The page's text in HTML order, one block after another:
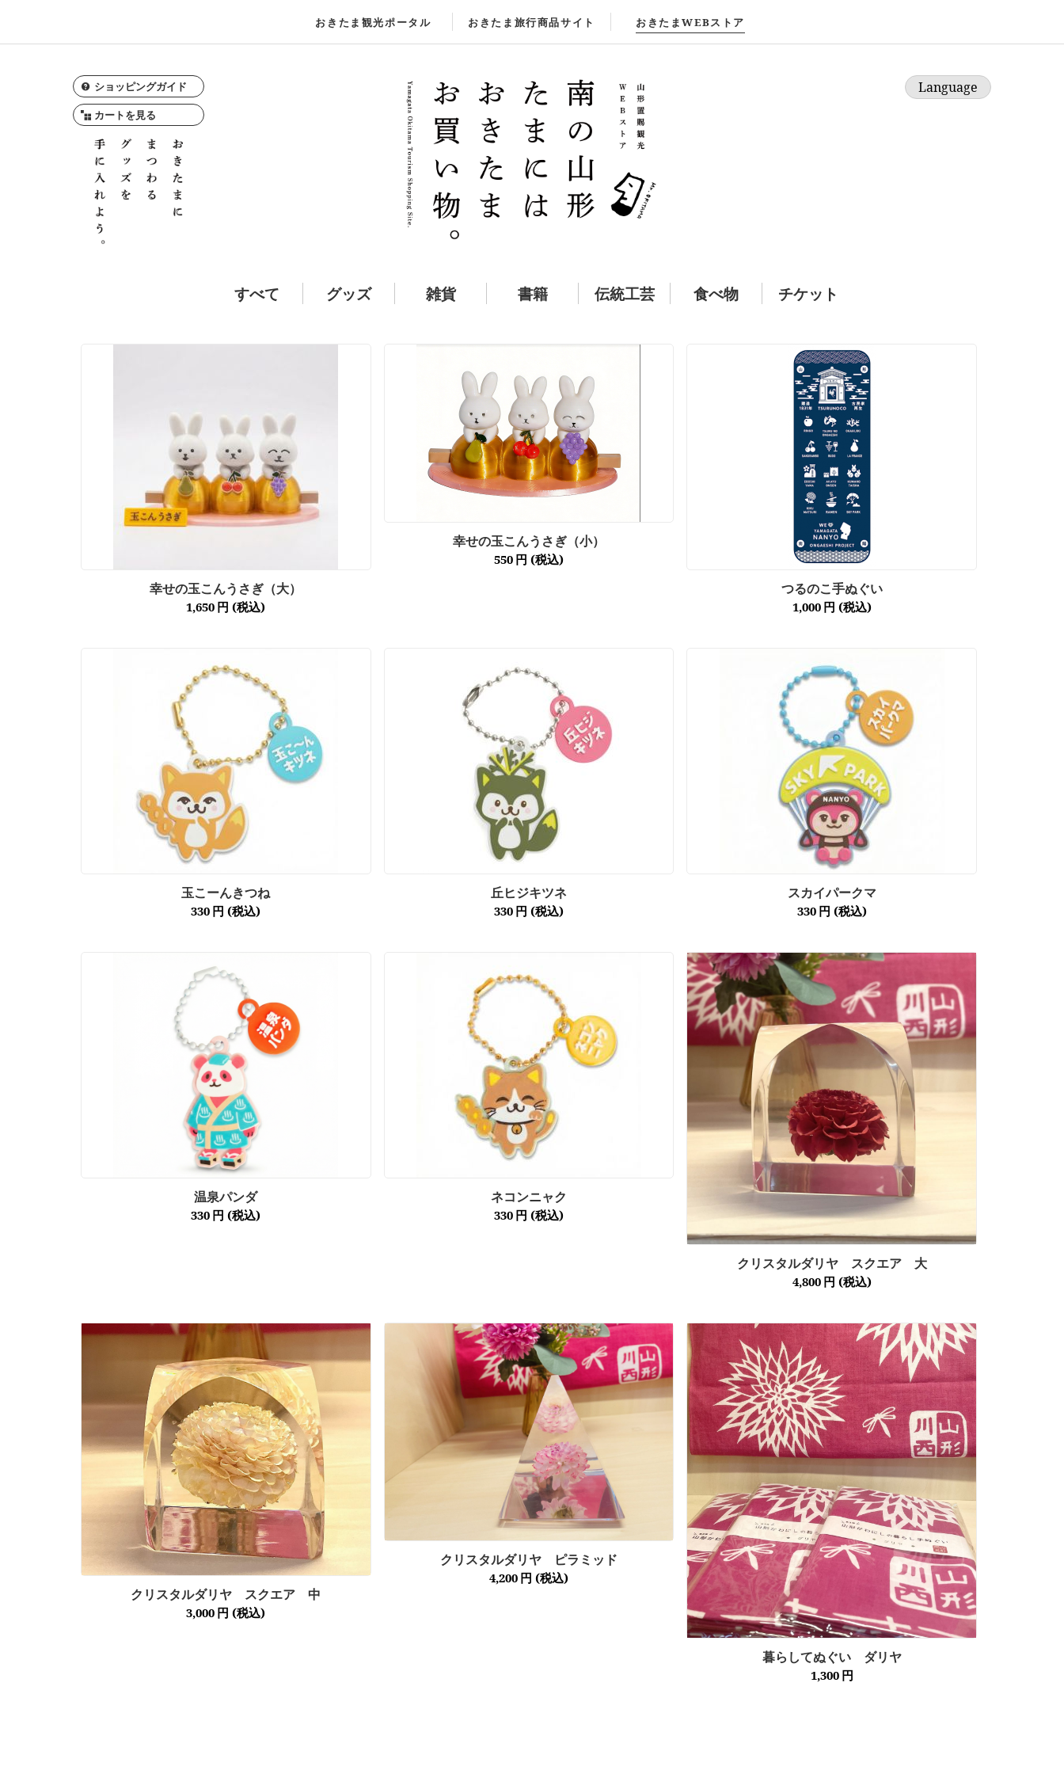
おきたま観光ポータル おきたま旅行商品サイト おきたまWEBストア
ショッピングガイド
カートを見る
Language
すべて グッズ 雑貨 書籍 伝統工芸 食べ物 チケット
幸せの玉こんうさぎ（大）
1,650 円 (税込)
幸せの玉こんうさぎ（小）
550 円 (税込)
つるのこ手ぬぐい
1,000 円 (税込)
玉こーんきつね
330 円 (税込)
丘ヒジキツネ
330 円 (税込)
スカイパークマ
330 円 (税込)
温泉パンダ
330 円 (税込)
ネコンニャク
330 円 (税込)
クリスタルダリヤ スクエア 大
4,800 円 (税込)
クリスタルダリヤ スクエア 中
3,000 円 (税込)
クリスタルダリヤ ピラミッド
4,200 円 (税込)
暮らしてぬぐい ダリヤ
1,300 円